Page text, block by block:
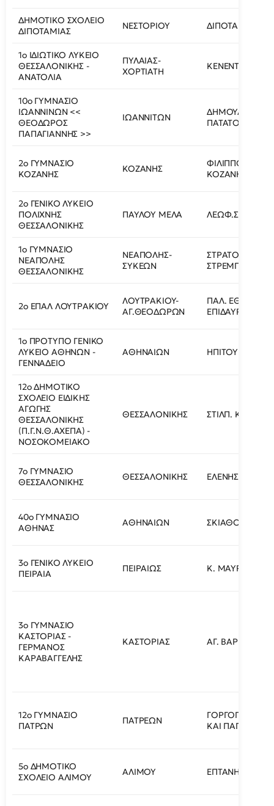
ΔΗΜΟΤΙΚΟ ΣΧΟΛΕΙΟ
ΔΙΠΟΤΑΜΙΑΣ
ΝΕΣΤΟΡΙΟΥ ΔΙΠΟΤΑΜΙΑ
1ο ΙΔΙΩΤΙΚΟ ΛΥΚΕΙΟ
ΘΕΣΣΑΛΟΝΙΚΗΣ -
ΑΝΑΤΟΛΙΑ
ΠΥΛΑΙΑΣ-
ΧΟΡΤΙΑΤΗ
ΚΕΝΕΝΤΥ 60
10ο ΓΥΜΝΑΣΙΟ
ΙΩΑΝΝΙΝΩΝ <<
ΘΕΟΔΩΡΟΣ
ΠΑΠΑΓΙΑΝΝΗΣ >>
ΙΩΑΝΝΙΤΩΝ
ΔΗΜΟΥΛΙΤΣΑ
ΠΑΤΑΤΟΥΚΟΥ 2
2ο ΓΥΜΝΑΣΙΟ
ΚΟΖΑΝΗΣ
ΚΟΖΑΝΗΣ
ΦΙΛΙΠΠΟΥ Β 29,
ΚΟΖΑΝΗ
2ο ΓΕΝΙΚΟ ΛΥΚΕΙΟ
ΠΟΛΙΧΝΗΣ
ΘΕΣΣΑΛΟΝΙΚΗΣ
ΠΑΥΛΟΥ ΜΕΛΑ ΛΕΩΦ.ΣΤΡΑΤΟΥ
1ο ΓΥΜΝΑΣΙΟ
ΝΕΑΠΟΛΗΣ
ΘΕΣΣΑΛΟΝΙΚΗΣ
ΝΕΑΠΟΛΗΣ-
ΣΥΚΕΩΝ
ΣΤΡΑΤΟΠΕΔΟ
ΣΤΡΕΜΠΕΝΙΩΤΗ
2ο ΕΠΑΛ ΛΟΥΤΡΑΚΙΟΥ
ΛΟΥΤΡΑΚΙΟΥ-
ΑΓ.ΘΕΟΔΩΡΩΝ
ΠΑΛ. ΕΘΝ.
ΕΠΙΔΑΥΡΟΥ
1ο ΠΡΟΤΥΠΟ ΓΕΝΙΚΟ
ΛΥΚΕΙΟ ΑΘΗΝΩΝ -
ΓΕΝΝΑΔΕΙΟ
ΑΘΗΝΑΙΩΝ ΗΠΙΤΟΥ 15
12ο ΔΗΜΟΤΙΚΟ
ΣΧΟΛΕΙΟ ΕΙΔΙΚΗΣ
ΑΓΩΓΗΣ
ΘΕΣΣΑΛΟΝΙΚΗΣ
(Π.Γ.Ν.Θ.ΑΧΕΠΑ) -
ΝΟΣΟΚΟΜΕΙΑΚΟ
ΘΕΣΣΑΛΟΝΙΚΗΣ ΣΤΙΛΠ.
7ο ΓΥΜΝΑΣΙΟ
ΘΕΣΣΑΛΟΝΙΚΗΣ
ΘΕΣΣΑΛΟΝΙΚΗΣ ΕΛΕΝΗΣ
40ο ΓΥΜΝΑΣΙΟ
ΑΘΗΝΑΣ
ΑΘΗΝΑΙΩΝ ΣΚΙΑΘΟΥ ΚΑΙ
3ο ΓΕΝΙΚΟ ΛΥΚΕΙΟ
ΠΕΙΡΑΙΑ
ΠΕΙΡΑΙΩΣ Κ.
3ο ΓΥΜΝΑΣΙΟ
ΚΑΣΤΟΡΙΑΣ -
ΓΕΡΜΑΝΟΣ
ΚΑΡΑΒΑΓΓΕΛΗΣ
ΚΑΣΤΟΡΙΑΣ ΑΓ. ΒΑΡΒΑΡΑΣ
12ο ΓΥΜΝΑΣΙΟ
ΠΑΤΡΩΝ
ΠΑΤΡΕΩΝ
ΚΑΙ
5ο ΔΗΜΟΤΙΚΟ
ΣΧΟΛΕΙΟ ΑΛΙΜΟΥ
ΑΛΙΜΟΥ ΕΠΤΑΝΗΣΟΥ 2